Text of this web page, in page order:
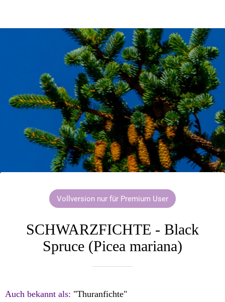
Vollversion nur für Premium User
SCHWARZFICHTE - Black
Spruce (Picea mariana)
Auch bekannt als: "Thuranfichte"